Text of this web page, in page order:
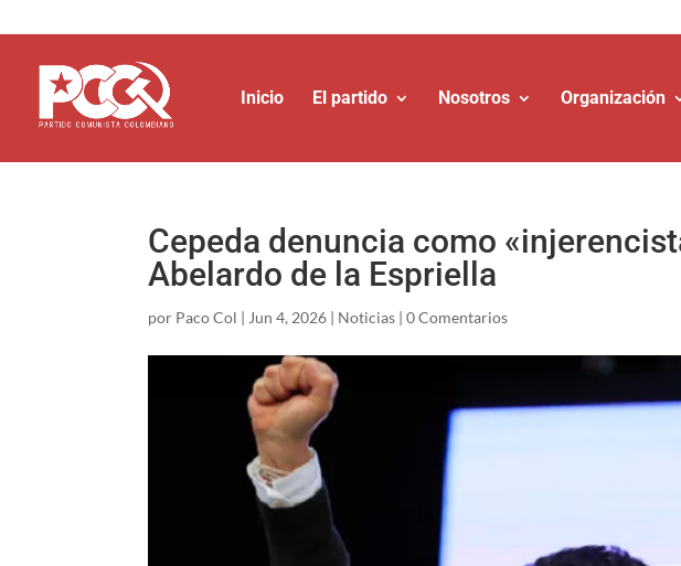
Inicio El partido Nosotros Organización
Cepeda denuncia como
Abelardo de la Espriella
por Paco Col | Jun 4, 2026 | Noticias |0 Comentarios